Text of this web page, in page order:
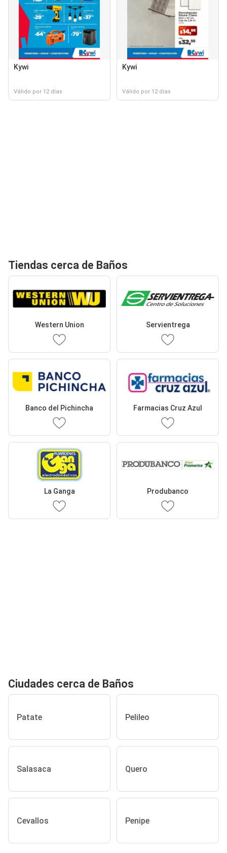
Kywi
Válido por 12 días
Kywi
Válido por 12 días
Tiendas cerca de Baños
Western Union Servientrega
Banco del Pichincha Farmacias Cruz Azul
La Ganga Produbanco
Ciudades cerca de Baños
Patate Pelileo
Salasaca Quero
Cevallos Penipe